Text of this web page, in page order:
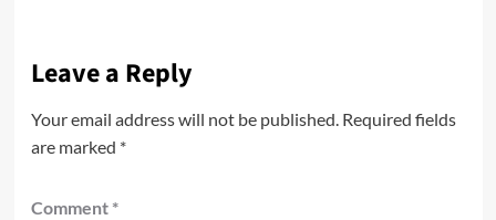
Leave a Reply
Your email address will not be published. Required fields
are marked *
Comment *